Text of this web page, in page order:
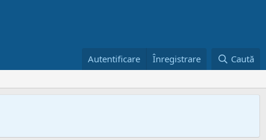
Autentificare Înregistrare Caută